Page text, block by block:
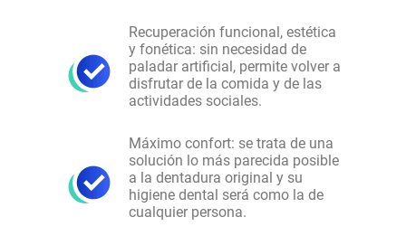
Recuperación funcional, estética
y fonética: sin necesidad de
paladar artificial, permite volver a
disfrutar de la comida y de las
actividades sociales.
Máximo confort: se trata de una
solución lo más parecida posible
a la dentadura original y su
higiene dental será como la de
cualquier persona.